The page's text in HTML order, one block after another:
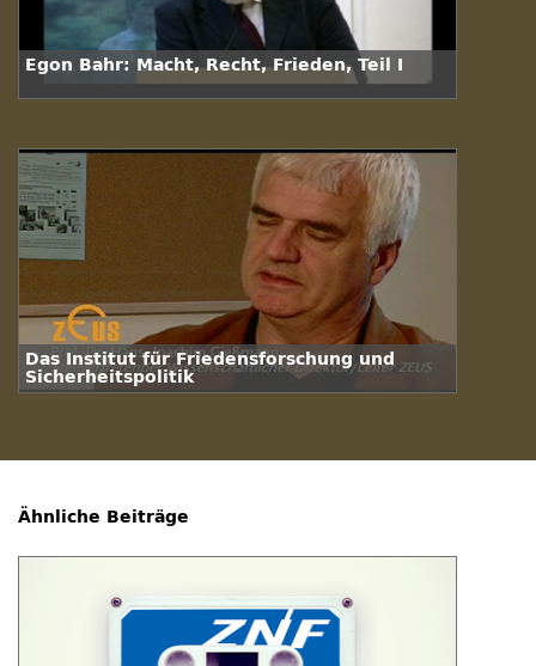
Egon Bahr: Macht, Recht, Frieden, Teil I
Das Institut für Friedensforschung und
Sicherheitspolitik
Ähnliche Beiträge